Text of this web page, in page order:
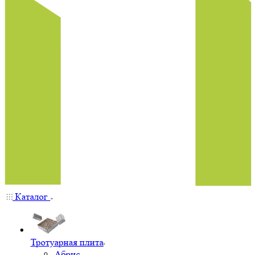
Каталог
Тротуарная плита